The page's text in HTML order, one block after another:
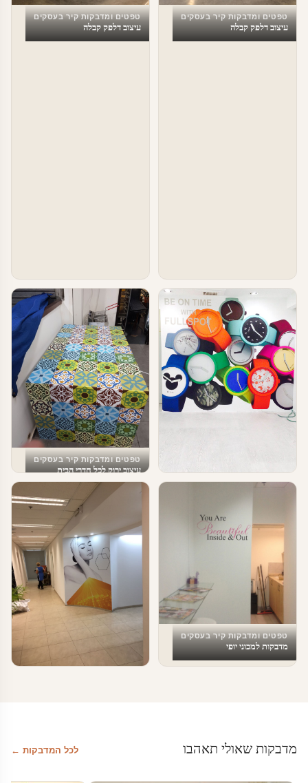
טפטים ומדבקות קיר בעסקים
עיצוב דלפק קבלה
טפטים ומדבקות קיר בעסקים
עיצוב דלפק קבלה
טפטים ומדבקות קיר בעסקים
טפטים ומדבקות קיר בעסקים
עיצוב ירוק לכל חדרי הבית
טפטים ומדבקות קיר בעסקים
מדבקות למכוני יופי
מדבקות שאולי תאהבו לכל המדבקות ←